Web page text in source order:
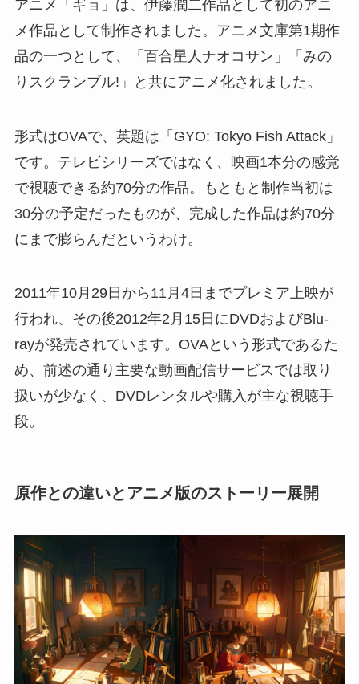
アニメ「ギョ」は、伊藤潤二作品として初のアニ
メ作品として制作されました。アニメ文庫第1期作
品の一つとして、「百合星人ナオコサン」「みの
りスクランブル!」と共にアニメ化されました。
形式はOVAで、英題は「GYO: Tokyo Fish Attack」
です。テレビシリーズではなく、映画1本分の感覚
で視聴できる約70分の作品。もともと制作当初は
30分の予定だったものが、完成した作品は約70分
にまで膨らんだというわけ。
2011年10月29日から11月4日までプレミア上映が
行われ、その後2012年2月15日にDVDおよびBlu-
rayが発売されています。OVAという形式であるた
め、前述の通り主要な動画配信サービスでは取り
扱いが少なく、DVDレンタルや購入が主な視聴手
段。
原作との違いとアニメ版のストーリー展開